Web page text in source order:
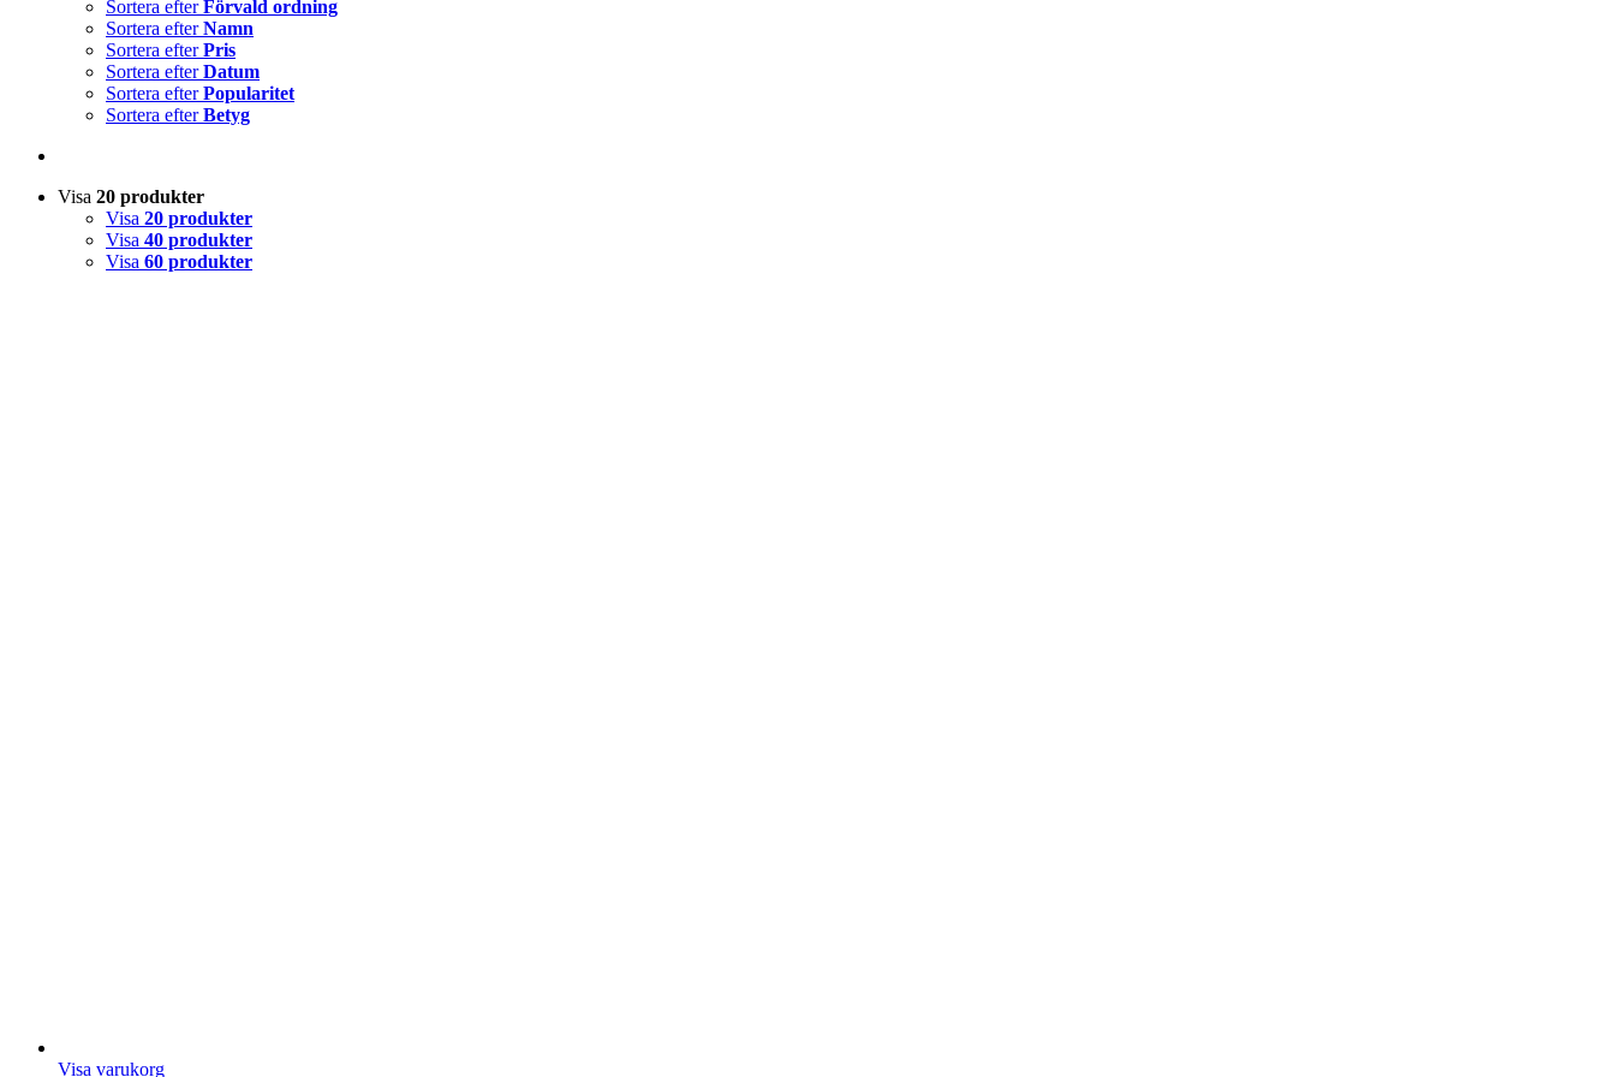
Sortera efterFörvald ordning
Sortera efterNamn
Sortera efterPris
Sortera efterDatum
Sortera efterPopularitet
Sortera efterBetyg
Visa 20 produkter
Visa 20 produkter
Visa 40 produkter
Visa 60 produkter
Visa varukorg